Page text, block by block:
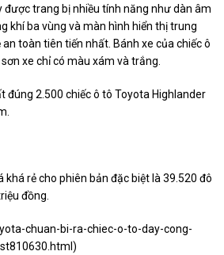
được trang bị nhiều tính năng như dàn âm
khí ba vùng và màn hình hiển thị trung
toàn tiên tiến nhất. Bánh xe của chiếc ô
xe chỉ có màu xám và trắng.
đúng 2.500 chiếc ô tô Toyota Highlander
rẻ cho phiên bản đặc biệt là 39.520 đô
đồng.
chuan-bi-ra-chiec-o-to-day-cong-
)